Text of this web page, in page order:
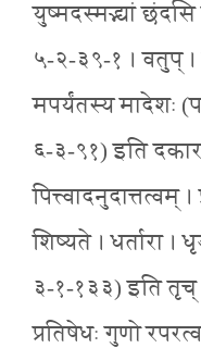
युष्मदस्मद्भ्यां
५-२-३९-१ । वतुप् ।
मपर्यंतस्य मादेशः
६-३-९१) इति
पित्त्वादनुदात्तत्वम्
शिष्यते । धर्तारा ।
३-१-१३३) इति
प्रतिषेधः गुणो